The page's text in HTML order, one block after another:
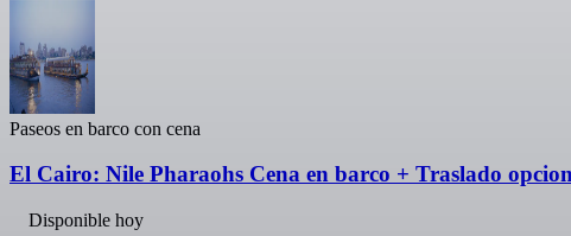
Paseos en barco con cena
El Cairo: Nile Pharaohs Cena en barco + Traslado
Disponible hoy